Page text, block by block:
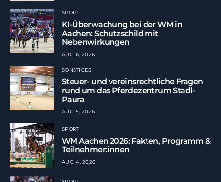
SPORT
KI-Überwachung bei der WM in
Aachen: Schutzschild mit
Nebenwirkungen
AUG. 6, 2026
SONSTIGES
Steuer- und vereinsrechtliche Fragen
rund um das Pferdezentrum Stadl-
Paura
AUG. 5, 2026
SPORT
WM Aachen 2026: Fakten, Programm &
Teilnehmer:innen
AUG. 4, 2026